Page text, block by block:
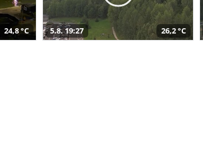
24,8 °C 5.8. 19:27 26,2 °C